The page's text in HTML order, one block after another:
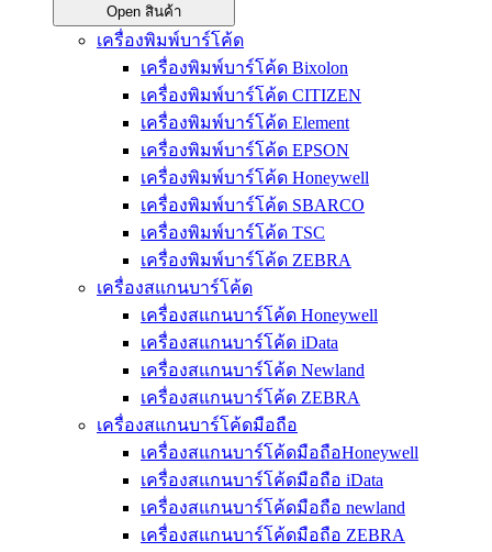
Open สินค้า
เครื่องพิมพ์บาร์โค้ด
เครื่องพิมพ์บาร์โค้ด Bixolon
เครื่องพิมพ์บาร์โค้ด CITIZEN
เครื่องพิมพ์บาร์โค้ด Element
เครื่องพิมพ์บาร์โค้ด EPSON
เครื่องพิมพ์บาร์โค้ด Honeywell
เครื่องพิมพ์บาร์โค้ด SBARCO
เครื่องพิมพ์บาร์โค้ด TSC
เครื่องพิมพ์บาร์โค้ด ZEBRA
เครื่องสแกนบาร์โค้ด
เครื่องสแกนบาร์โค้ด Honeywell
เครื่องสแกนบาร์โค้ด iData
เครื่องสแกนบาร์โค้ด Newland
เครื่องสแกนบาร์โค้ด ZEBRA
เครื่องสแกนบาร์โค้ดมือถือ
เครื่องสแกนบาร์โค้ดมือถือHoneywell
เครื่องสแกนบาร์โค้ดมือถือ iData
เครื่องสแกนบาร์โค้ดมือถือ newland
เครื่องสแกนบาร์โค้ดมือถือ ZEBRA